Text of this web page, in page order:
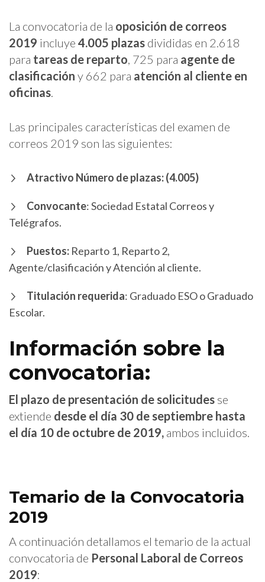
La convocatoria de la oposición de correos
2019 incluye 4.005 plazas divididas en 2.618
para tareas de reparto , 725 para agente de
clasificación y 662 para atención al cliente en
oficinas
Las principales características del examen de
correos 2019 son las siguientes:
Atractivo Número de plazas: (4.005)
Convocante: Sociedad Estatal Correos y
Telégrafos.
Puestos: Reparto 1, Reparto 2,
Agente/clasificación y Atención al cliente.
Titulación requerida: Graduado ESO o Graduado
Escolar.
Información sobre la
convocatoria:
El plazo de presentación de solicitudes se
extiende desde el día 30 de septiembre hasta
el día 10 de octubre de 2019, ambos incluidos.
Temario de la Convocatoria
2019
A continuación detallamos el temario de la actual
convocatoria de Personal Laboral de Correos
2019: